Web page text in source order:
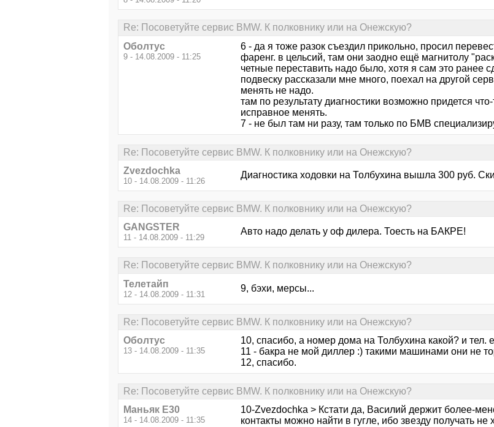
Re: Посоветуйте сервис BMW. К полковнику или на Онежскую?
Оболтус
9 - 14.08.2009 - 11:25
6 - да я тоже разок съездил прикольно, просил
фаренг. в цельсий, там они заодно ещё магнитолу
четные переставить надо было, хотя я сам это ранее
подвеску рассказали мне много, поехал на другой
менять не надо.
там по результату диагностики возможно придется
исправное менять.
7 - не был там ни разу, там только по БМВ
Re: Посоветуйте сервис BMW. К полковнику или на Онежскую?
Zvezdochka
10 - 14.08.2009 - 11:26
Диагностика ходовки на Толбухина вышла 300 руб.
Re: Посоветуйте сервис BMW. К полковнику или на Онежскую?
GANGSTER
11 - 14.08.2009 - 11:29
Авто надо делать у оф дилера. Тоесть на БАКРЕ!
Re: Посоветуйте сервис BMW. К полковнику или на Онежскую?
Телетайп
12 - 14.08.2009 - 11:31
9, бэхи, мерсы...
Re: Посоветуйте сервис BMW. К полковнику или на Онежскую?
Оболтус
13 - 14.08.2009 - 11:35
10, спасибо, а номер дома на Толбухина какой? и тел.
11 - бакра не мой диллер :) такими машинами они не
12, спасибо.
Re: Посоветуйте сервис BMW. К полковнику или на Онежскую?
Маньяк E30
14 - 14.08.2009 - 11:35
10-Zvezdochka > Кстати да, Василий держит более-
контакты можно найти в гугле, ибо звезду получать не